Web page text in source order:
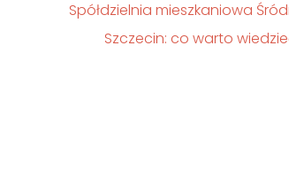
Spółdzielnia mieszkaniowa
Szczecin: co warto